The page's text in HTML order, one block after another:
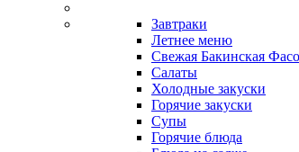
Завтраки
Летнее меню
Свежая Бакинская
Салаты
Холодные закуски
Горячие закуски
Супы
Горячие блюда